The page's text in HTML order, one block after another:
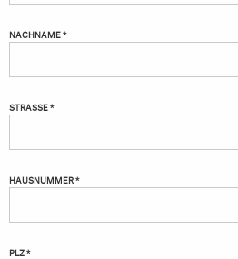
NACHNAME *
STRASSE *
HAUSNUMMER *
PLZ *